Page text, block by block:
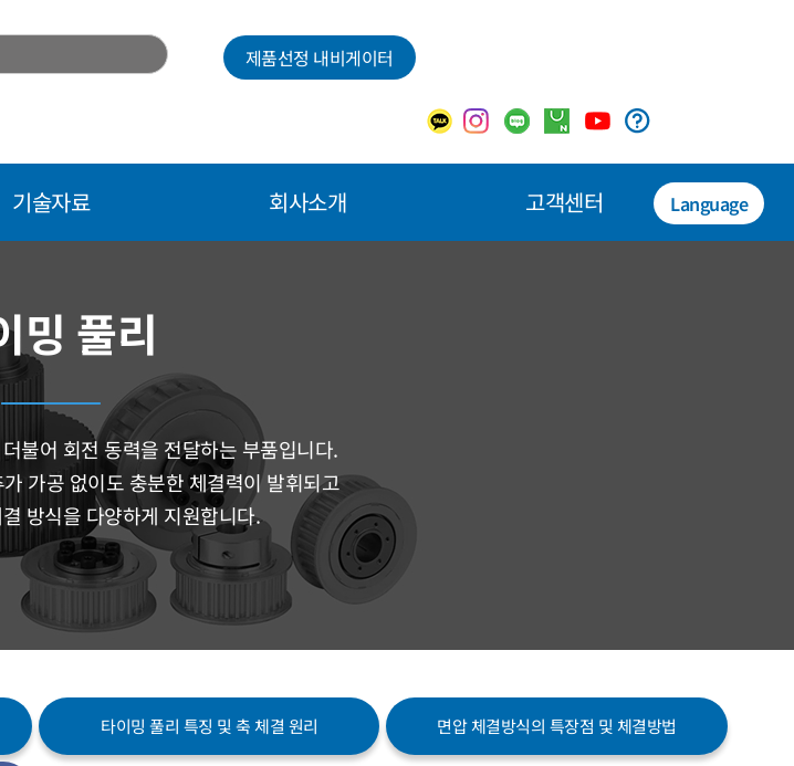
제품선정 내비게이터
기술자료 회사소개 고객센터 Language
밍 풀리
불어 회전 동력을 전달하는 부품입니다.
가공 없이도 충분한 체결력이 발휘되고
방식을 다양하게 지원합니다.
타이밍 풀리 특징 및 축 체결 원리 면압 체결방식의 특장점 및 체결방법